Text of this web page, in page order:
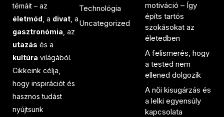
témáit – az
életmód , a divat , a
gasztronómia , az
utazás és a
kultúra világából.
Cikkeink célja,
hogy inspirációt és
hasznos tudást
nyújtsunk
Technológia
Uncategorized
motiváció – Így
építs tartós
szokásokat az
életedben
A felismerés, hogy
a tested nem
ellened dolgozik
A női kisugárzás és
a lelki egyensúly
kapcsolata